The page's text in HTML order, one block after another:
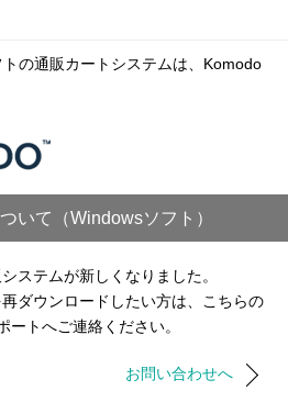
の通販カートシステムは、Komodo
いて（Windowsソフト）
ステムが新しくなりました。
ダウンロードしたい方は、こちらの
ートへご連絡ください。
お問い合わせへ